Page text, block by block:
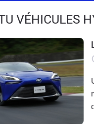
VÉHICULES